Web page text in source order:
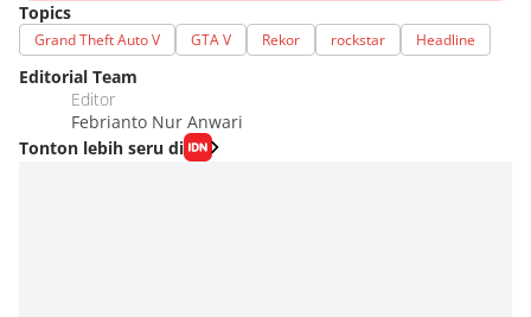
Topics
Grand Theft Auto V GTA V Rekor rockstar Headline
Editorial Team
Editor
Febrianto Nur Anwari
Tonton lebih seru di